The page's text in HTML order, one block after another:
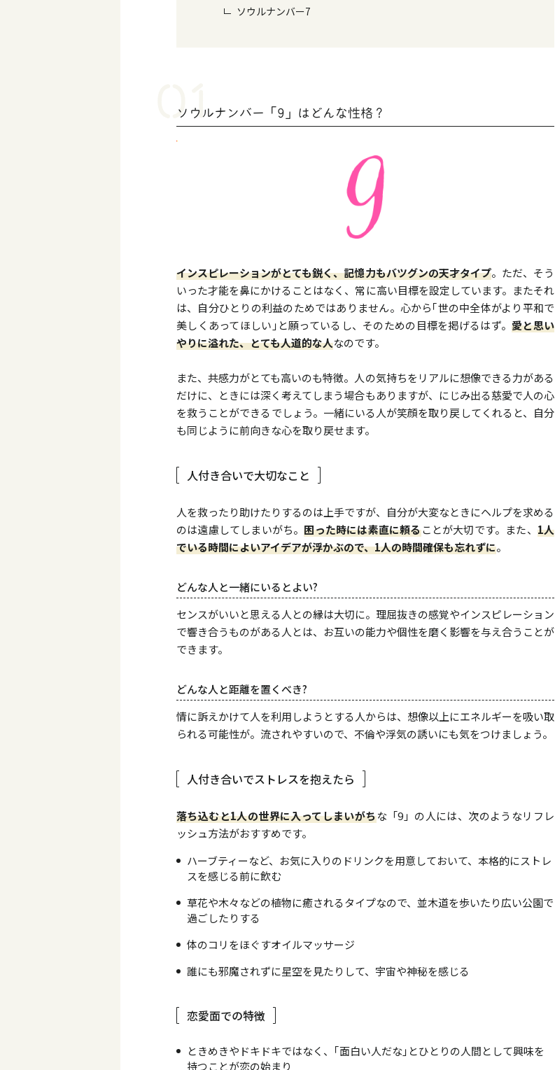
ソウルナンバー7
ソウルナンバー「9」はどんな性格？
インスピレーションがとても鋭く、記憶力もバツグンの天才タイプ。ただ、そう
いった才能を鼻にかけることはなく、常に高い目標を設定しています。またそれ
は、自分ひとりの利益のためではありません。心から｢世の中全体がより平和で
美しくあってほしい｣と願っているし、そのための目標を掲げるはず。愛と思い
やりに溢れた、とても人道的な人なのです。
また、共感力がとても高いのも特徴。人の気持ちをリアルに想像できる力がある
だけに、ときには深く考えてしまう場合もありますが、にじみ出る慈愛で人の心
を救うことができるでしょう。一緒にいる人が笑顔を取り戻してくれると、自分
も同じように前向きな心を取り戻せます。
人付き合いで大切なこと
人を救ったり助けたりするのは上手ですが、自分が大変なときにヘルプを求める
のは遠慮してしまいがち。困った時には素直に頼ることが大切です。また、 1人
でいる時間によいアイデアが浮かぶので、1人の時間確保も忘れずに。
どんな人と一緒にいるとよい?
センスがいいと思える人との縁は大切に。理屈抜きの感覚やインスピレーション
で響き合うものがある人とは、お互いの能力や個性を磨く影響を与え合うことが
できます。
どんな人と距離を置くべき?
情に訴えかけて人を利用しようとする人からは、想像以上にエネルギーを吸い取
られる可能性が。流されやすいので、不倫や浮気の誘いにも気をつけましょう。
人付き合いでストレスを抱えたら
落ち込むと1人の世界に入ってしまいがちな「9」の人には、次のようなリフレ
ッシュ方法がおすすめです。
ハーブティーなど、お気に入りのドリンクを用意しておいて、本格的にストレ
スを感じる前に飲む
草花や木々などの植物に癒されるタイプなので、並木道を歩いたり広い公園で
過ごしたりする
体のコリをほぐすオイルマッサージ
誰にも邪魔されずに星空を見たりして、宇宙や神秘を感じる
恋愛面での特徴
ときめきやドキドキではなく、｢面白い人だな｣とひとりの人間として興味を
持つことが恋の始まり